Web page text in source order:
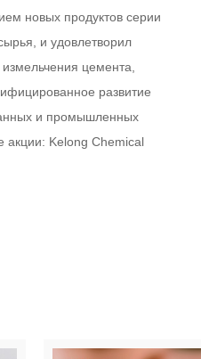
новых продуктов серии
и удовлетворил
цемента,
развитие
и промышленных
акции: Kelong Chemical